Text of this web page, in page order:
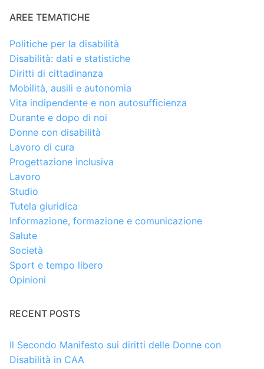
AREE TEMATICHE
Politiche per la disabilità
Disabilità: dati e statistiche
Diritti di cittadinanza
Mobilità, ausili e autonomia
Vita indipendente e non autosufficienza
Durante e dopo di noi
Donne con disabilità
Lavoro di cura
Progettazione inclusiva
Lavoro
Studio
Tutela giuridica
Informazione, formazione e comunicazione
Salute
Società
Sport e tempo libero
Opinioni
RECENT POSTS
Il Secondo Manifesto sui diritti delle Donne con
Disabilità in CAA